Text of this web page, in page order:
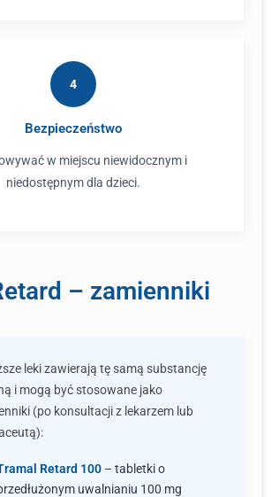
4
Bezpieczeństwo
w miejscu niewidocznym i
niedostępnym dla dzieci.
– zamienniki
leki zawierają tę samą substancję
i mogą być stosowane jako
(po konsultacji z lekarzem lub
Retard 100 – tabletki o
uwalnianiu 100 mg